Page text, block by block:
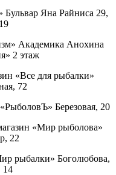
Бульвар Яна Райниса 29,
Академика Анохина
2 этаж
«Все для рыбалки»
72
Березовая, 20
«Мир рыболова»
22
рыбалки» Боголюбова,
14